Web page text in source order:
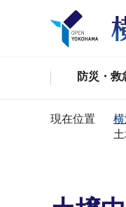
防災・救
現在位置